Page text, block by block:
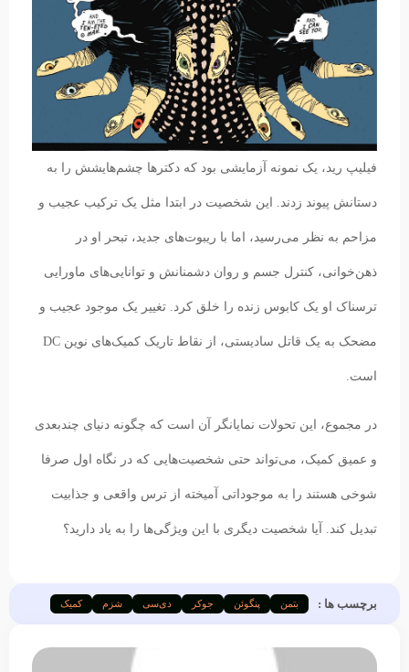
فیلیپ رید، یک نمونه آزمایشی بود که دکتر‌ها چشم‌هایشش را به
دستانش پیوند زدند. این شخصیت در ابتدا مثل یک ترکیب عجیب و
مزاحم به نظر می‌رسید، اما با ریبوت‌های جدید، تبحر او در
ذهن‌خوانی، کنترل جسم و روان دشمنانش و توانایی‌های ماورایی
ترسناک او یک کابوس زنده را خلق کرد. تغییر یک موجود عجیب و
مضحک به یک قاتل سادیستی، از نقاط تاریک کمیک‌های نوین DC
است.
در مجموع، این تحولات نمایانگر آن است که چگونه دنیای چندبعدی
و عمیق کمیک، می‌تواند حتی شخصیت‌هایی که در نگاه اول صرفا
شوخی هستند را به موجوداتی آمیخته از ترس واقعی و جذابیت
تبدیل کند. آیا شخصیت دیگری با این ویژگی‌ها را به یاد دارید؟
برچسب ها : بتمن پنگوئن جوکر دی‌سی شزم کمیک